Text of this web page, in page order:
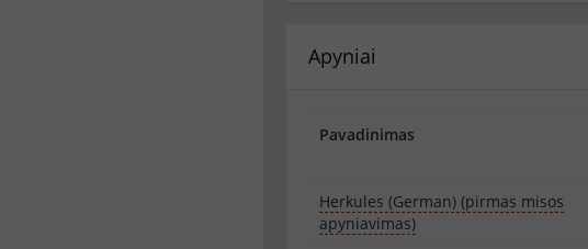
Apyniai
Pavadinimas
Herkules (German) (pirmas misos
apyniavimas)